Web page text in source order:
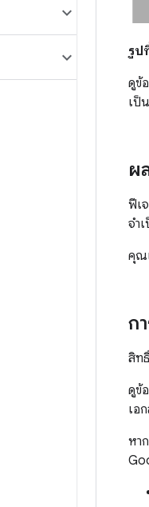
รูป
ดูข้
เป็
ผ
ฟีเ
จำ
คุณ
ก
สิท
ดูข้
เอ
หา